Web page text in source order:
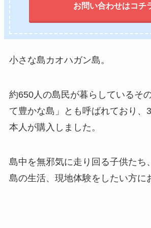
お問い合わせはコチ
小さな島カオハガン島。
約650人の島民が暮らしているそ
て豊かな島」とも呼ばれており、
本人が購入しました。
島中を無邪気に走り回る子供たち
島の生活、現地体験をしたい方に